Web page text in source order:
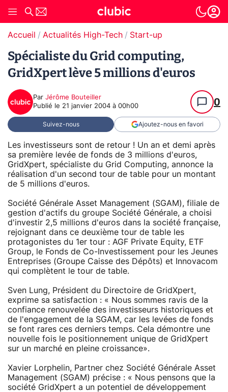
Accueil Actualités High-Tech Start-up
Spécialiste du Grid computing,
GridXpert lève 5 millions d'euros
Par Jérôme Bouteiller
Publié le 21 janvier 2004 à 00h00 0
Suivez-nous Ajoutez-nous en favori
Les investisseurs sont de retour ! Un an et demi après
sa première levée de fonds de 3 millions d'euros,
GridXpert, spécialiste du Grid Computing, annonce la
réalisation d'un second tour de table pour un montant
de 5 millions d'euros.
Société Générale Asset Management (SGAM), filiale de
gestion d'actifs du groupe Société Générale, a choisi
d'investir 2,5 millions d'euros dans la société française,
rejoignant dans ce deuxième tour de table les
protagonistes du 1er tour : AGF Private Equity, ETF
Group, le Fonds de Co-Investissement pour les Jeunes
Entreprises (Groupe Caisse des Dépôts) et Innovacom
qui complètent le tour de table.
Sven Lung, Président du Directoire de GridXpert,
exprime sa satisfaction : « Nous sommes ravis de la
confiance renouvelée des investisseurs historiques et
de l'engagement de la SGAM, car les levées de fonds
se font rares ces derniers temps. Cela démontre une
nouvelle fois le positionnement unique de GridXpert
sur un marché en pleine croissance».
Xavier Lorphelin, Partner chez Société Générale Asset
Management (SGAM) précise : « Nous pensons que la
société GridXpert a un potentiel de développement